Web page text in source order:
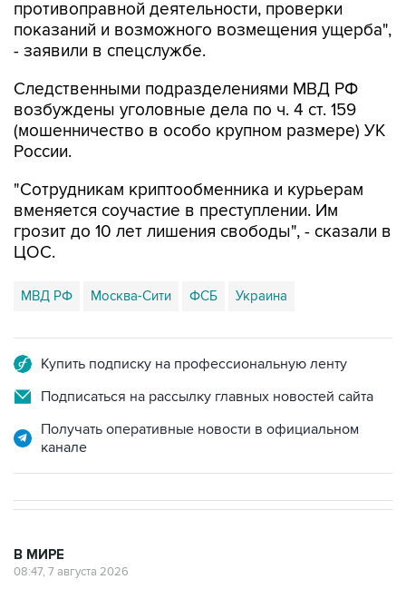
противоправной деятельности, проверки
показаний и возможного возмещения ущерба",
- заявили в спецслужбе.
Следственными подразделениями МВД РФ
возбуждены уголовные дела по ч. 4 ст. 159
(мошенничество в особо крупном размере) УК
России.
"Сотрудникам криптообменника и курьерам
вменяется соучастие в преступлении. Им
грозит до 10 лет лишения свободы", - сказали в
ЦОС.
МВД РФ Москва-Сити ФСБ Украина
Купить подписку на профессиональную ленту
Подписаться на рассылку главных новостей сайта
Получать оперативные новости в официальном
канале
В МИРЕ
08:47, 7 августа 2026